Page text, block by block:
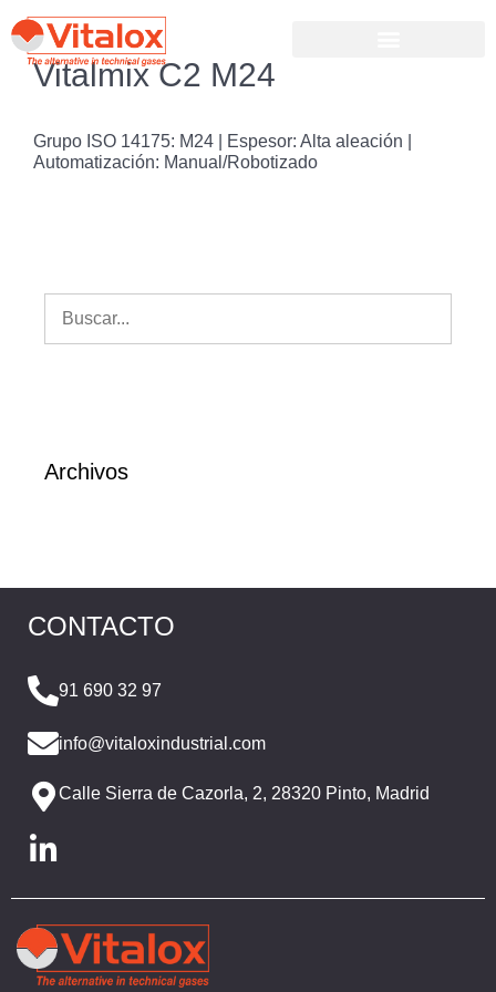
Vitalmix C2 M24
Grupo ISO 14175: M24 | Espesor: Alta aleación |
Automatización: Manual/Robotizado
Archivos
CONTACTO
91 690 32 97
info@vitaloxindustrial.com
Calle Sierra de Cazorla, 2, 28320 Pinto, Madrid